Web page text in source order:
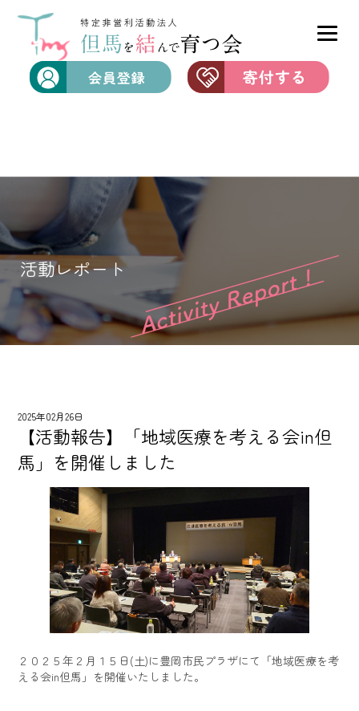
活動レポート
2025年02月26日
【活動報告】「地域医療を考える会in但
馬」を開催しました
２０２５年２月１５日(土)に豊岡市民プラザにて「地域医療を考
える会in但馬」を開催いたしました。